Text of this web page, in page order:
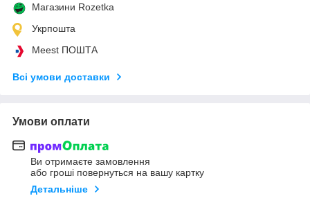
Магазини Rozetka
Укрпошта
Meest ПОШТА
Всі умови доставки
Умови оплати
Ви отримаєте замовлення
або гроші повернуться на вашу картку
Детальніше